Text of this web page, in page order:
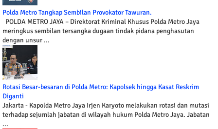
Polda Metro Tangkap Sembilan Provokator Tawuran.
POLDA METRO JAYA – Direktorat Kriminal Khusus Polda Metro Jaya
meringkus sembilan tersangka dugaan tindak pidana penghasutan
dengan unsur ...
Rotasi Besar-besaran di Polda Metro: Kapolsek hingga Kasat Reskrim
Diganti
Jakarta - Kapolda Metro Jaya Irjen Karyoto melakukan rotasi dan mutasi
terhadap sejumlah jabatan di wilayah hukum Polda Metro Jaya. Jabatan
...